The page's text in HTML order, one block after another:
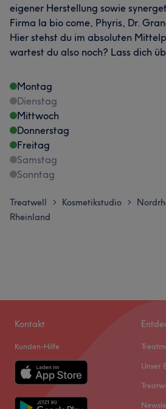
eigener Herstellung sowie
Firma la bio come, Phyris, Dr.
Hier stehst du im absoluten
wartest du also noch? Lass dich
Montag
Dienstag
Mittwoch
Donnerstag
Freitag
Samstag
Sonntag
Treatwell > Kosmetikstudio >
Rheinland
Kontakt
Kunden-Hilfe
Unser